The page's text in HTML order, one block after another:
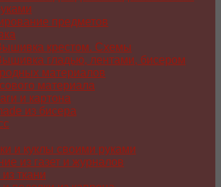
предметов
крестом. Схемы
гладью, лентами, бисером
материалов
материала
и картона
из бисера
и куклы своими руками
из газет и журналов
из ткани